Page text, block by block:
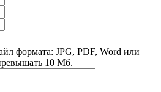
формата: JPG, PDF, Word или
10 Мб.